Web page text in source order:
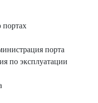
порта
по эксплуатации